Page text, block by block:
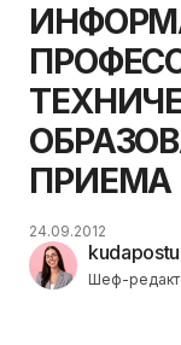
ПРИЕМА
Шеф-
24.09.2012